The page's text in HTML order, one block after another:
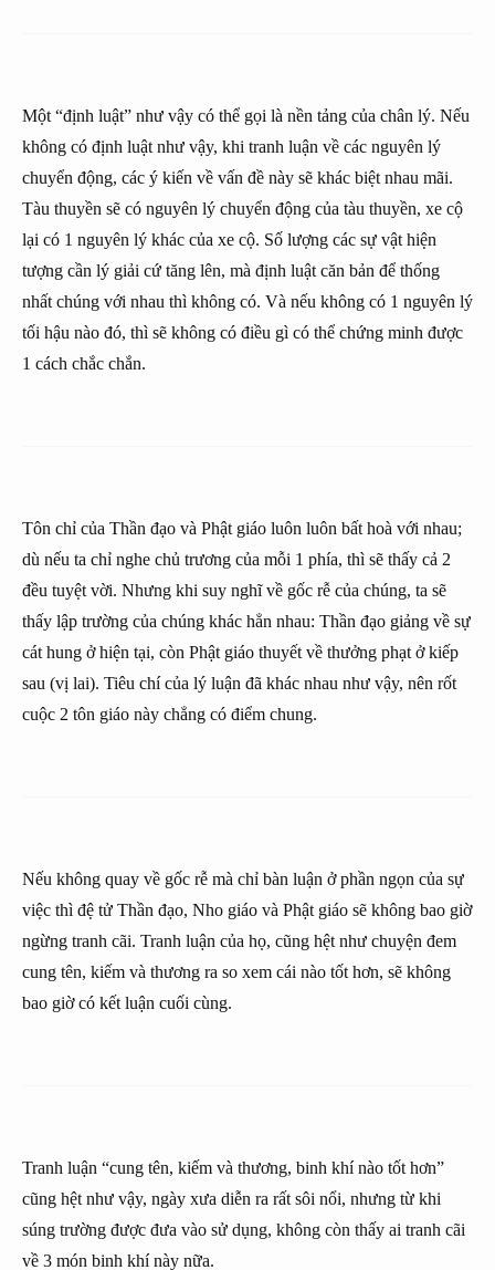
Một “định luật” như vậy có thể gọi là nền tảng của chân lý. Nếu
không có định luật như vậy, khi tranh luận về các nguyên lý
chuyển động, các ý kiến về vấn đề này sẽ khác biệt nhau mãi.
Tàu thuyền sẽ có nguyên lý chuyển động của tàu thuyền, xe cộ
lại có 1 nguyên lý khác của xe cộ. Số lượng các sự vật hiện
tượng cần lý giải cứ tăng lên, mà định luật căn bản để thống
nhất chúng với nhau thì không có. Và nếu không có 1 nguyên lý
tối hậu nào đó, thì sẽ không có điều gì có thể chứng minh được
1 cách chắc chắn.
Tôn chỉ của Thần đạo và Phật giáo luôn luôn bất hoà với nhau;
dù nếu ta chỉ nghe chủ trương của mỗi 1 phía, thì sẽ thấy cả 2
đều tuyệt vời. Nhưng khi suy nghĩ về gốc rễ của chúng, ta sẽ
thấy lập trường của chúng khác hẳn nhau: Thần đạo giảng về sự
cát hung ở hiện tại, còn Phật giáo thuyết về thưởng phạt ở kiếp
sau (vị lai). Tiêu chí của lý luận đã khác nhau như vậy, nên rốt
cuộc 2 tôn giáo này chẳng có điểm chung.
Nếu không quay về gốc rễ mà chỉ bàn luận ở phần ngọn của sự
việc thì đệ tử Thần đạo, Nho giáo và Phật giáo sẽ không bao giờ
ngừng tranh cãi. Tranh luận của họ, cũng hệt như chuyện đem
cung tên, kiếm và thương ra so xem cái nào tốt hơn, sẽ không
bao giờ có kết luận cuối cùng.
Tranh luận “cung tên, kiếm và thương, binh khí nào tốt hơn”
cũng hệt như vậy, ngày xưa diễn ra rất sôi nổi, nhưng từ khi
súng trường được đưa vào sử dụng, không còn thấy ai tranh cãi
về 3 món binh khí này nữa.